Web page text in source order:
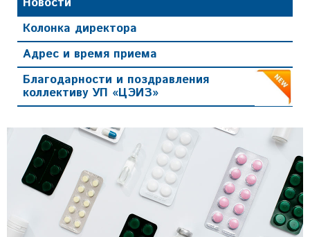
Колонка директора
Адрес и время приема
Благодарности и поздравления
коллективу УП «ЦЭИЗ»